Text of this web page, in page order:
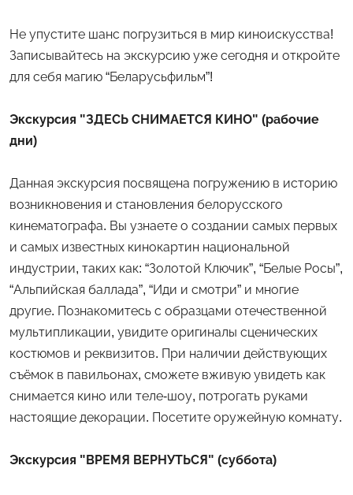
Не упустите шанс погрузиться в мир киноискусства!
Записывайтесь на экскурсию уже сегодня и откройте
для себя магию “Беларусьфильм”!
Экскурсия "ЗДЕСЬ СНИМАЕТСЯ КИНО" (рабочие
дни)
Данная экскурсия посвящена погружению в историю
возникновения и становления белорусского
кинематографа. Вы узнаете о создании самых первых
и самых известных кинокартин национальной
индустрии, таких как: “Золотой Ключик”, “Белые Росы”,
“Альпийская баллада”, “Иди и смотри” и многие
другие. Познакомитесь с образцами отечественной
мультипликации, увидите оригиналы сценических
костюмов и реквизитов. При наличии действующих
съёмок в павильонах, сможете вживую увидеть как
снимается кино или теле-шоу, потрогать руками
настоящие декорации. Посетите оружейную комнату.
Экскурсия "ВРЕМЯ ВЕРНУТЬСЯ" (суббота)